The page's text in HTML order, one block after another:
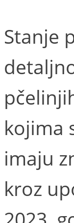
Stanje
kojima
imaju
kroz